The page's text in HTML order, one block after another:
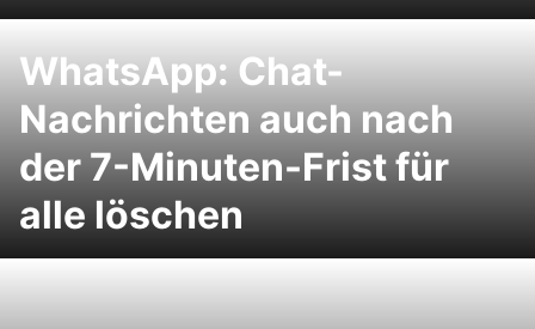
WhatsApp: Chat-
Nachrichten auch nach
der 7-Minuten-Frist für
alle löschen